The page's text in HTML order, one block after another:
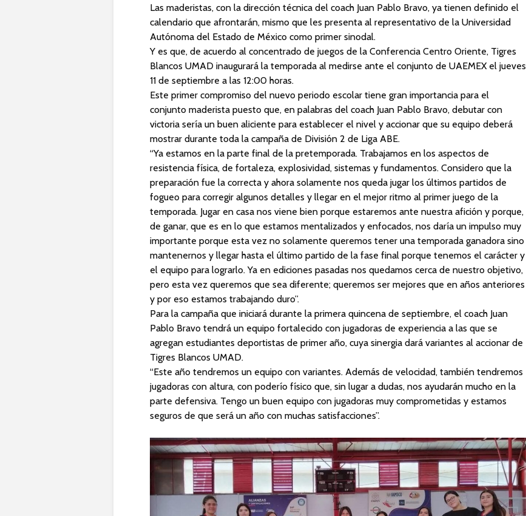
Las maderistas, con la dirección técnica del coach Juan Pablo Bravo, ya tienen definido el
calendario que afrontarán, mismo que les presenta al representativo de la Universidad
Autónoma del Estado de México como primer sinodal.
Y es que, de acuerdo al concentrado de juegos de la Conferencia Centro Oriente, Tigres
Blancos UMAD inaugurará la temporada al medirse ante el conjunto de UAEMEX el jueves
11 de septiembre a las 12:00 horas.
Este primer compromiso del nuevo periodo escolar tiene gran importancia para el
conjunto maderista puesto que, en palabras del coach Juan Pablo Bravo, debutar con
victoria sería un buen aliciente para establecer el nivel y accionar que su equipo deberá
mostrar durante toda la campaña de División 2 de Liga ABE.
“Ya estamos en la parte final de la pretemporada. Trabajamos en los aspectos de
resistencia física, de fortaleza, explosividad, sistemas y fundamentos. Considero que la
preparación fue la correcta y ahora solamente nos queda jugar los últimos partidos de
fogueo para corregir algunos detalles y llegar en el mejor ritmo al primer juego de la
temporada. Jugar en casa nos viene bien porque estaremos ante nuestra afición y porque,
de ganar, que es en lo que estamos mentalizados y enfocados, nos daría un impulso muy
importante porque esta vez no solamente queremos tener una temporada ganadora sino
mantenernos y llegar hasta el último partido de la fase final porque tenemos el carácter y
el equipo para lograrlo. Ya en ediciones pasadas nos quedamos cerca de nuestro objetivo,
pero esta vez queremos que sea diferente; queremos ser mejores que en años anteriores
y por eso estamos trabajando duro”.
Para la campaña que iniciará durante la primera quincena de septiembre, el coach Juan
Pablo Bravo tendrá un equipo fortalecido con jugadoras de experiencia a las que se
agregan estudiantes deportistas de primer año, cuya sinergia dará variantes al accionar de
Tigres Blancos UMAD.
“Este año tendremos un equipo con variantes. Además de velocidad, también tendremos
jugadoras con altura, con poderío físico que, sin lugar a dudas, nos ayudarán mucho en la
parte defensiva. Tengo un buen equipo con jugadoras muy comprometidas y estamos
seguros de que será un año con muchas satisfacciones”.